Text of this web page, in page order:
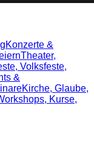
Konzerte &
Theater,
Volksfeste,
&
Kirche, Glaube,
Kurse,